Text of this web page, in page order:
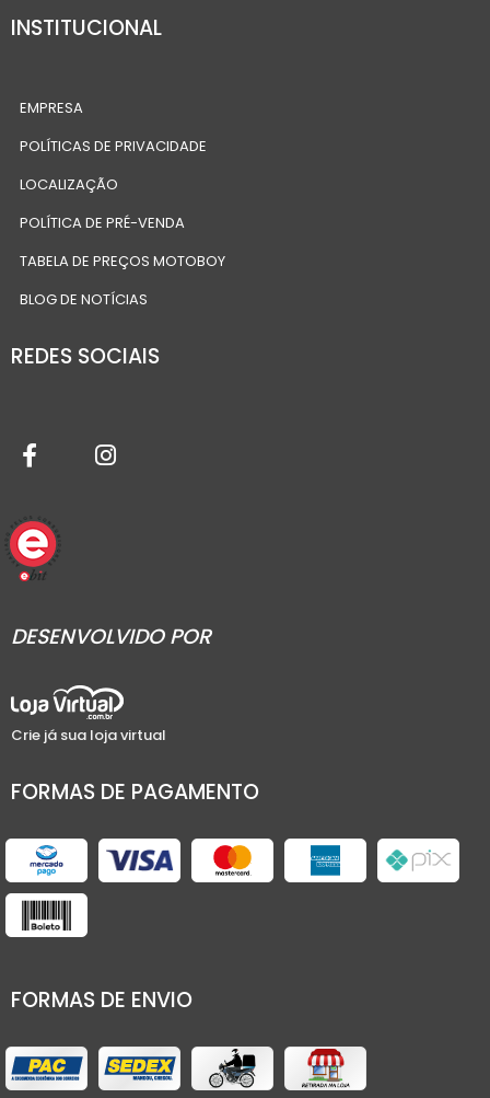
INSTITUCIONAL
EMPRESA
POLÍTICAS DE PRIVACIDADE
LOCALIZAÇÃO
POLÍTICA DE PRÉ-VENDA
TABELA DE PREÇOS MOTOBOY
BLOG DE NOTÍCIAS
REDES SOCIAIS
DESENVOLVIDO POR
Crie já sua loja virtual
FORMAS DE PAGAMENTO
FORMAS DE ENVIO